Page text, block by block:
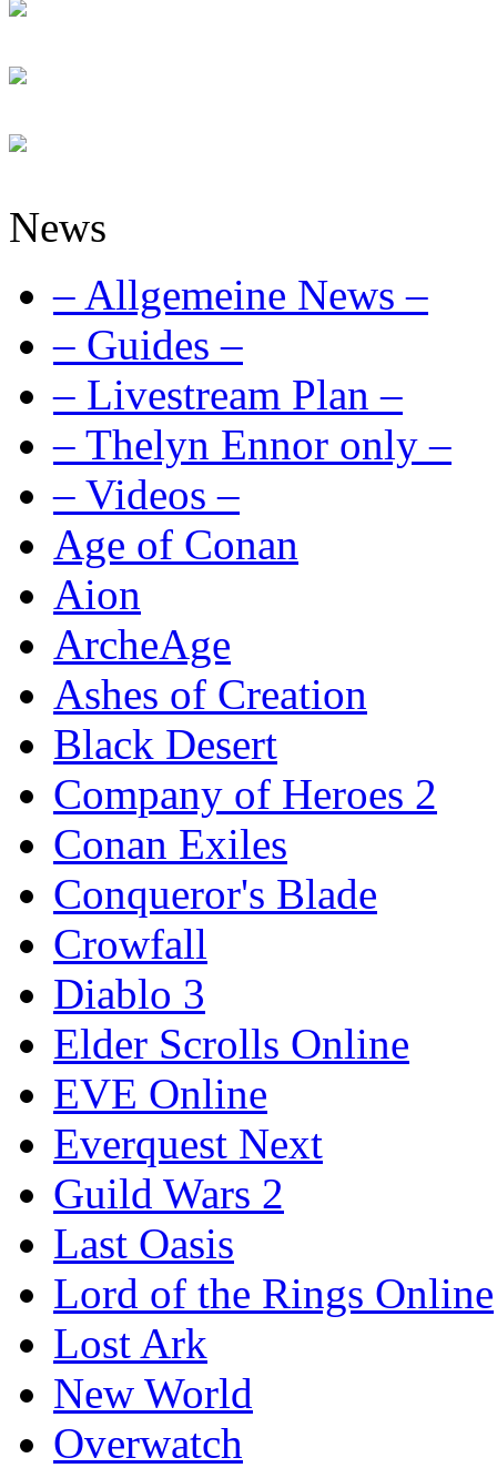
News
– Allgemeine News –
– Guides –
– Livestream Plan –
– Thelyn Ennor only –
– Videos –
Age of Conan
Aion
ArcheAge
Ashes of Creation
Black Desert
Company of Heroes 2
Conan Exiles
Conqueror's Blade
Crowfall
Diablo 3
Elder Scrolls Online
EVE Online
Everquest Next
Guild Wars 2
Last Oasis
Lord of the Rings Online
Lost Ark
New World
Overwatch